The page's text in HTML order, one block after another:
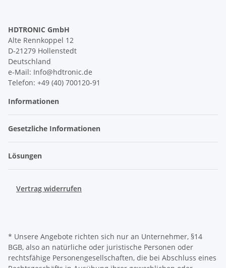
HDTRONIC GmbH
Alte Rennkoppel 12
D-21279 Hollenstedt
Deutschland
e-Mail: Info@hdtronic.de
Telefon: +49 (40) 700120-91
Informationen
Gesetzliche Informationen
Lösungen
Vertrag widerrufen
* Unsere Angebote richten sich nur an Unternehmer, §14
BGB, also an natürliche oder juristische Personen oder
rechtsfähige Personengesellschaften, die bei Abschluss eines